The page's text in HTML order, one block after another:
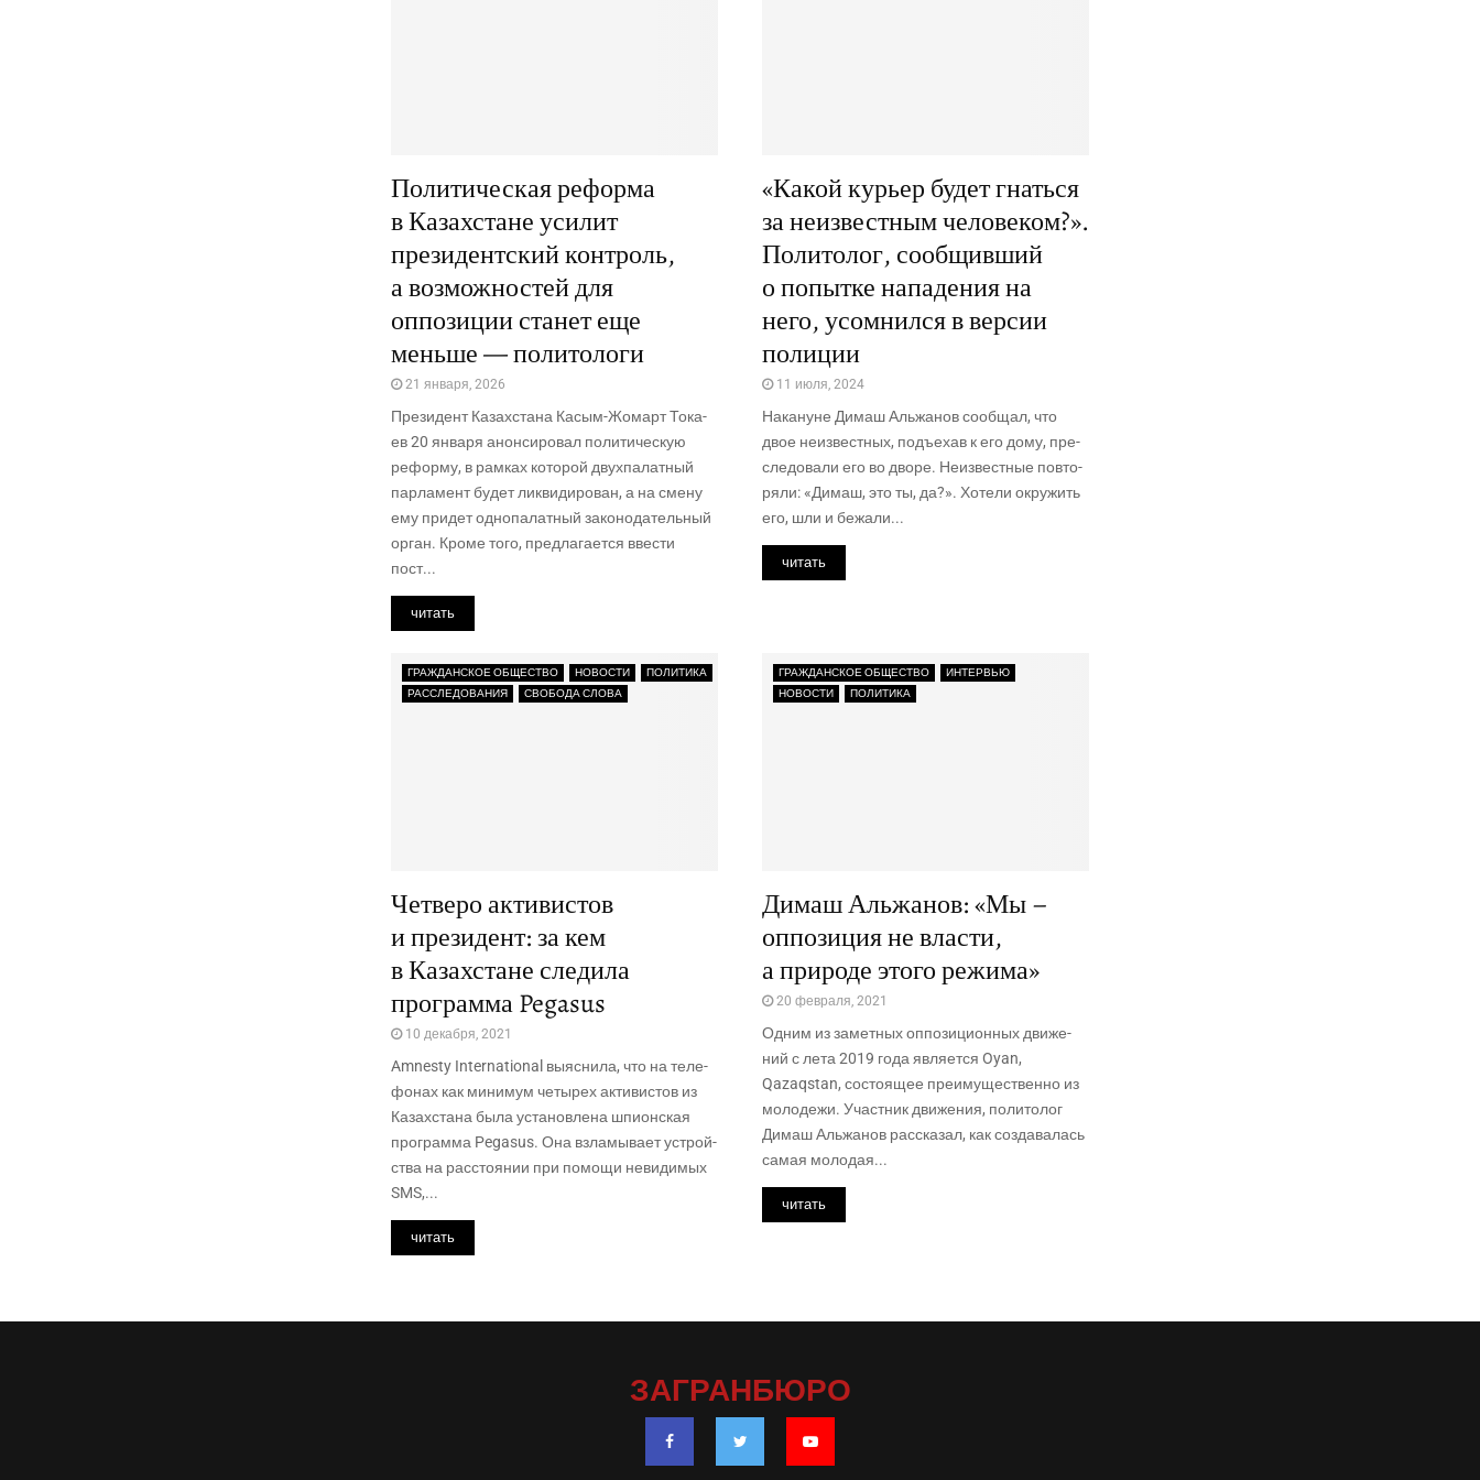
Политическая реформа
в Казахстане усилит
президентский контроль,
а возможностей для
оппозиции станет еще
меньше — политологи
21 января, 2026
Пре­зи­дент Казах­ста­на Касым-Жомарт Тока­
ев 20 янва­ря анон­си­ро­вал поли­ти­че­скую
рефор­му, в рам­ках кото­рой двух­па­лат­ный
пар­ла­мент будет лик­ви­ди­ро­ван, а на сме­ну
ему при­дет одно­па­лат­ный зако­но­да­тель­ный
орган. Кро­ме того, пред­ла­га­ет­ся вве­сти
пост...
читать
«Какой курьер будет гнаться
за неизвестным человеком?».
Политолог, сообщивший
о попытке нападения на
него, усомнился в версии
полиции
11 июля, 2024
Нака­нуне Димаш Аль­жа­нов сооб­щал, что
двое неиз­вест­ных, подъ­е­хав к его дому, пре­
сле­до­ва­ли его во дво­ре. Неиз­вест­ные повто­
ря­ли: «Димаш, это ты, да?». Хоте­ли окру­жить
его, шли и бежа­ли...
читать
ГРАЖДАНСКОЕ ОБЩЕСТВО НОВОСТИ
ПОЛИТИКА
РАССЛЕДОВАНИЯ
СВОБОДА СЛОВА
Четверо активистов
и президент: за кем
в Казахстане следила
программа Pegasus
10 декабря, 2021
Amnesty International выяс­ни­ла, что на теле­
фо­нах как мини­мум четы­рех акти­ви­стов из
Казах­ста­на была уста­нов­ле­на шпи­он­ская
про­грам­ма Pegasus. Она взла­мы­ва­ет устрой­
ства на рас­сто­я­нии при помо­щи неви­ди­мых
SMS,...
читать
ГРАЖДАНСКОЕ ОБЩЕСТВО
ИНТЕРВЬЮ
НОВОСТИ
ПОЛИТИКА
Димаш Альжанов: «Мы –
оппозиция не власти,
а природе этого режима»
20 февраля, 2021
Одним из замет­ных оппо­зи­ци­он­ных дви­же­
ний с лета 2019 года явля­ет­ся Oyan,
Qazaqstan, состо­я­щее пре­иму­ще­ствен­но из
моло­де­жи. Участ­ник дви­же­ния, поли­то­лог
Димаш Аль­жа­нов рас­ска­зал, как созда­ва­лась
самая моло­дая...
читать
ЗАГРАНБЮРО